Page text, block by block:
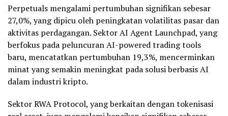
Perpetuals mengalami pertumbuhan signifikan sebesar
27,0%, yang dipicu oleh peningkatan volatilitas pasar dan
aktivitas perdagangan. Sektor AI Agent Launchpad, yang
berfokus pada peluncuran AI-powered trading tools
baru, mencatatkan pertumbuhan 19,3%, mencerminkan
minat yang semakin meningkat pada solusi berbasis AI
dalam industri kripto.
Sektor RWA Protocol, yang berkaitan dengan tokenisasi